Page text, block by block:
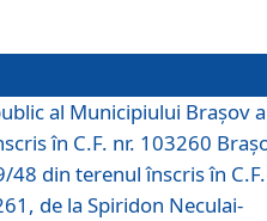
al Municipiului Braşov a
în C.F. nr. 103260
48 din terenul înscris în
de la Spiridon Neculai-